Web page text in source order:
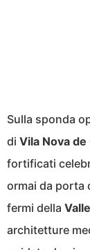
Sulla sponda
di Vila Nova de
fortificati
ormai da porta
fermi della
architetture